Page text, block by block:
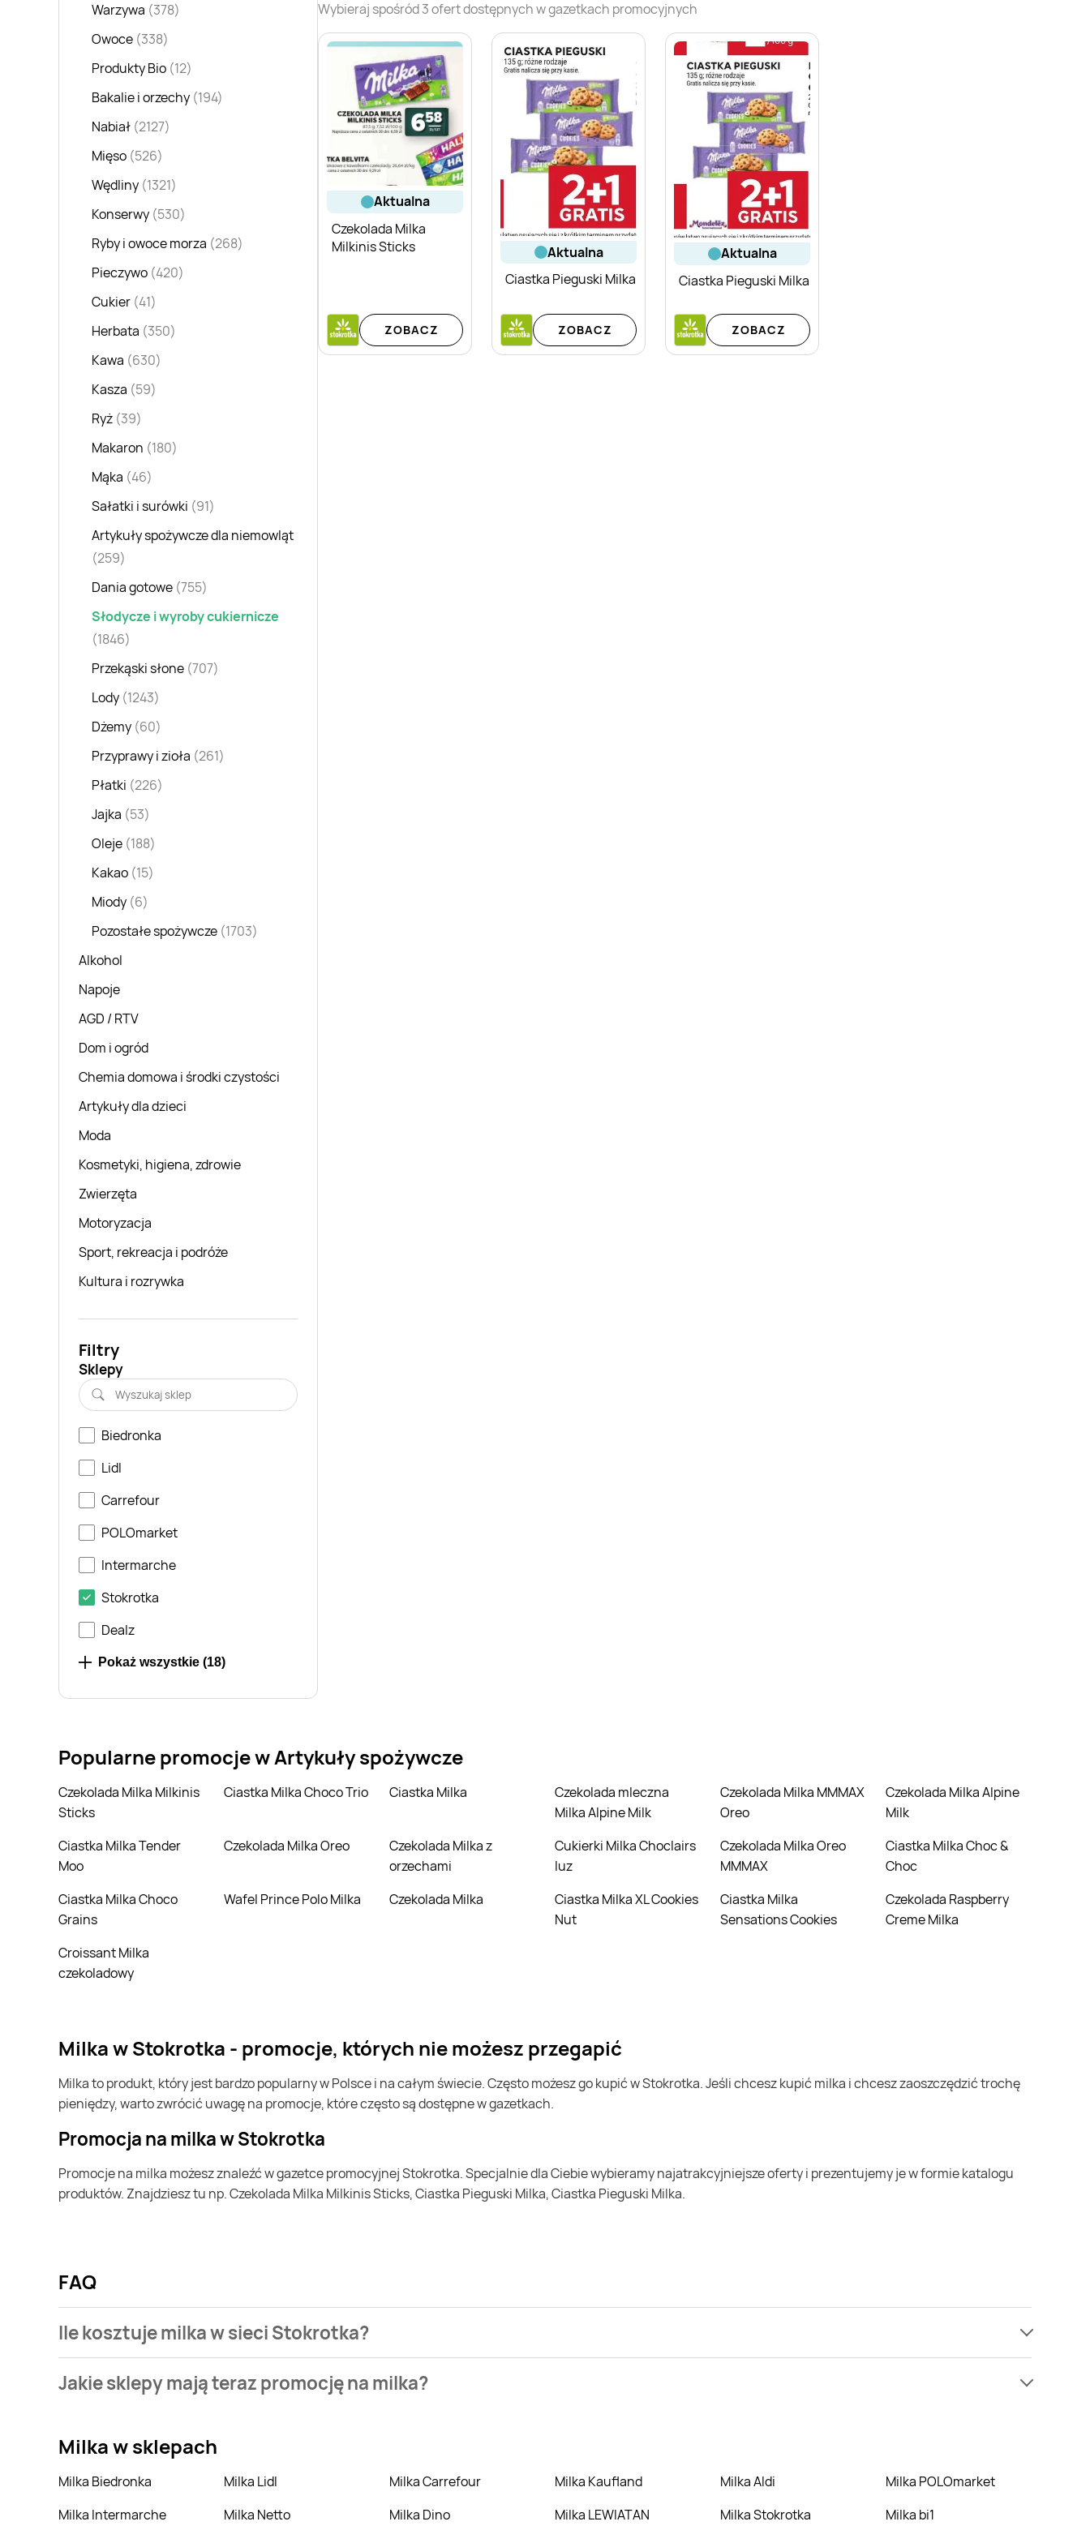
Warzywa (378)
Owoce (338)
Produkty Bio (12)
Bakalie i orzechy (194)
Nabiał (2127)
Mięso (526)
Wędliny (1321)
Konserwy (530)
Ryby i owoce morza (268)
Pieczywo (420)
Cukier (41)
Herbata (350)
Kawa (630)
Kasza (59)
Ryż (39)
Makaron (180)
Mąka (46)
Sałatki i surówki (91)
Artykuły spożywcze dla niemowląt
(259)
Dania gotowe (755)
Słodycze i wyroby cukiernicze
(1846)
Przekąski słone (707)
Lody (1243)
Dżemy (60)
Przyprawy i zioła (261)
Płatki (226)
Jajka (53)
Oleje (188)
Kakao (15)
Miody (6)
Pozostałe spożywcze (1703)
Alkohol
Napoje
AGD / RTV
Dom i ogród
Chemia domowa i środki czystości
Artykuły dla dzieci
Moda
Kosmetyki, higiena, zdrowie
Zwierzęta
Motoryzacja
Sport, rekreacja i podróże
Kultura i rozrywka
Filtry
Sklepy
Biedronka
Lidl
Carrefour
POLOmarket
Intermarche
Stokrotka
Dealz
Bingo
Chata Polska
Kupiec
Leclerc
Odido
Społem Częstochowa
TOPAZ
Pokaż wszystkie (18)
Wybieraj spośród3ofert dostępnych w gazetkach promocyjnych
aktualna
Czekolada Milka
Milkinis Sticks
ZOBACZ
aktualna
Ciastka Pieguski Milka
ZOBACZ
aktualna
Ciastka Pieguski Milka
ZOBACZ
Popularne promocje w Artykuły spożywcze
Czekolada Milka Milkinis
Sticks
Ciastka Milka Choco Trio Ciastka Milka
Czekolada mleczna
Milka Alpine Milk
Czekolada Milka MMMAX
Oreo
Czekolada Milka Alpine
Milk
Ciastka Milka Tender
Moo
Czekolada Milka Oreo
Czekolada Milka z
orzechami
Cukierki Milka Choclairs
luz
Czekolada Milka Oreo
MMMAX
Ciastka Milka Choc &
Choc
Ciastka Milka Choco
Grains
Wafel Prince Polo Milka Czekolada Milka
Ciastka Milka XL Cookies
Nut
Ciastka Milka
Sensations Cookies
Czekolada Raspberry
Creme Milka
Croissant Milka
czekoladowy
milka w Stokrotka - promocje, których nie możesz przegapić
milka to produkt, który jest bardzo popularny w Polsce i na całym świecie. Często możesz go kupić w Stokrotka. Jeśli chcesz kupić milka i chcesz zaoszczędzić trochę
pieniędzy, warto zwrócić uwagę na promocje, które często są dostępne w gazetkach.
Promocja na milka w Stokrotka
Promocje na milka możesz znaleźć w gazetce promocyjnej Stokrotka. Specjalnie dla Ciebie wybieramy najatrakcyjniejsze oferty i prezentujemy je w formie katalogu
produktów. Znajdziesz tu np. Czekolada Milka Milkinis Sticks, Ciastka Pieguski Milka, Ciastka Pieguski Milka.
FAQ
Ile kosztuje milka w sieci Stokrotka?
Jakie sklepy mają teraz promocję na milka?
Milkaw sklepach
Milka Biedronka Milka Lidl Milka Carrefour Milka Kaufland Milka Aldi
Milka POLOmarket
Milka Intermarche
Milka Netto Milka Dino Milka LEWIATAN Milka Stokrotka
Milka bi1